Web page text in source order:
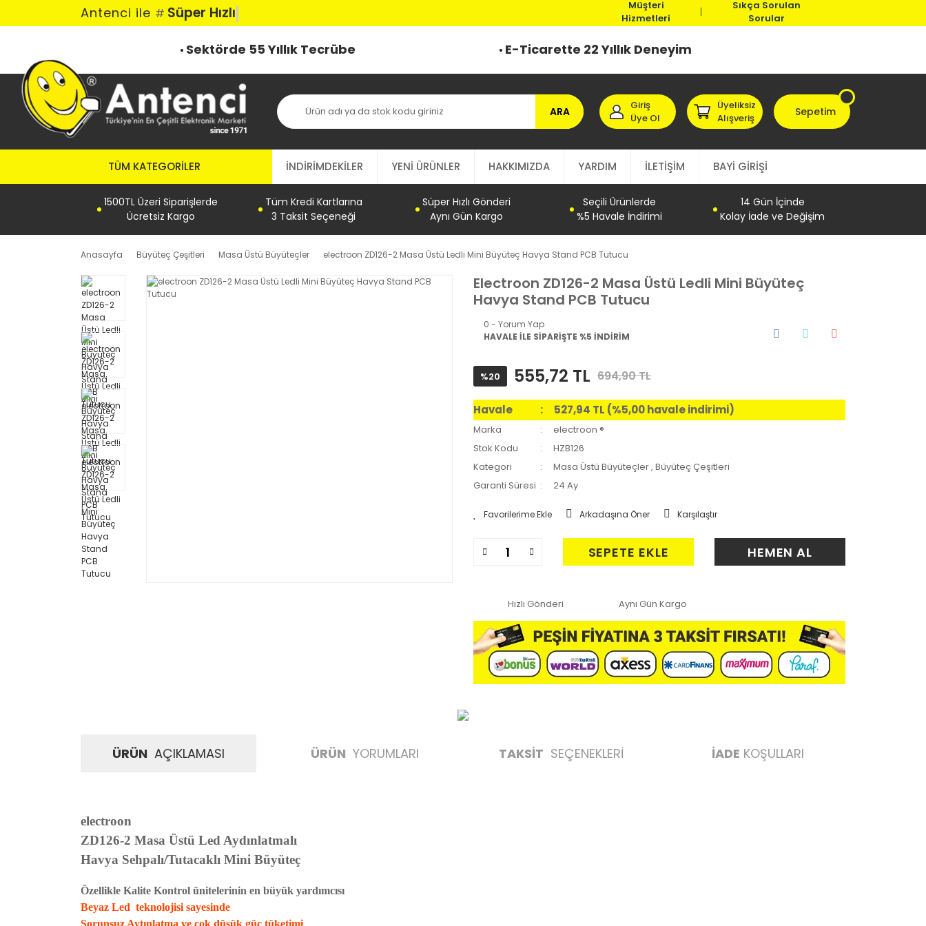
Antenci ile # Süper Hızlı G
Müşteri
Hizmetleri
Sıkça Sorulan
Sorular
Sektörde 55 Yıllık Tecrübe E-Ticarette 22 Yıllık Deneyim
ARA
Giriş
Üye Ol
Üyeliksiz
Alışveriş
Sepetim
TÜM KATEGORILER İNDİRİMDEKİLER YENİ ÜRÜNLER HAKKIMIZDA YARDIM İLETİŞİM BAYİ GİRİŞİ
1500TL Üzeri Siparişlerde
Ücretsiz Kargo
Tüm Kredi Kartlarına
3 Taksit Seçeneği
Süper Hızlı Gönderi
Aynı Gün Kargo
Seçili Ürünlerde
%5 Havale İndirimi
14 Gün İçinde
Kolay İade ve Değişim
Anasayfa Büyüteç Çeşitleri Masa Üstü Büyüteçler electroon ZD126-2 Masa Üstü Ledli Mini Büyüteç Havya Stand PCB Tutucu
Electroon ZD126-2 Masa Üstü Ledli Mini Büyüteç
Havya Stand PCB Tutucu
0 - Yorum Yap
HAVALE İLE SİPARİŞTE %5 İNDİRİM
%20 555,72 TL 694,90 TL
Havale 527,94 TL (%5,00 havale indirimi)
Marka
electroon ®
Stok Kodu
HZB126
Kategori
Masa Üstü Büyüteçler,Büyüteç Çeşitleri
Garanti Süresi
24 Ay
Arkadaşına Öner Karşılaştır
SEPETE EKLE HEMEN AL
Hızlı Gönderi Aynı Gün Kargo
ÜRÜN AÇIKLAMASI ÜRÜN YORUMLARI TAKSİT SEÇENEKLERİ İADE KOŞULLARI
electroon
ZD126-2 Masa Üstü Led Aydınlatmalı
Havya Sehpalı/Tutacaklı Mini Büyüteç
Özellikle Kalite Kontrol ünitelerinin en büyük yardımcısı
Beyaz Led teknolojisi sayesinde
Sorunsuz Aytınlatma ve çok düşük güç tüketimi